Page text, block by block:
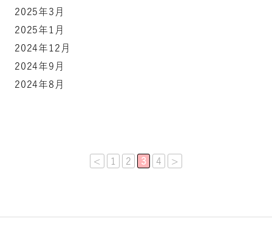
2025年3月
2025年1月
2024年12月
2024年9月
2024年8月
< 1 2 3 4 >